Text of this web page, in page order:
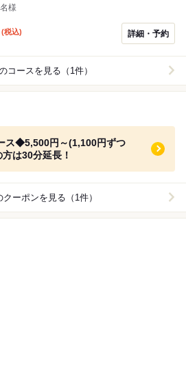
様
(税込) 詳細・予約
コースを見る（1件）
ン
ス◆5,500円～(1,100円ずつ
は30分延長！
ーポンを見る（1件）